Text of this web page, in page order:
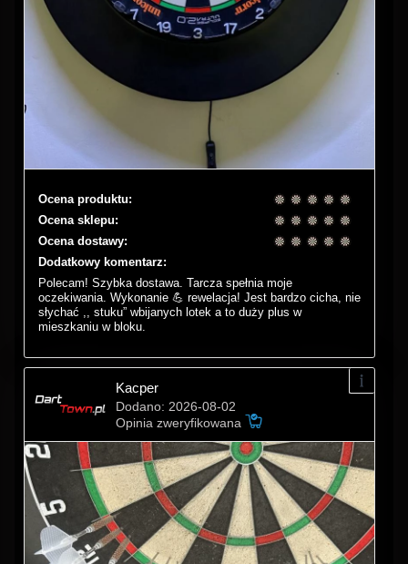
Ocena produktu:
Ocena sklepu:
Ocena dostawy:
Dodatkowy komentarz:
Polecam! Szybka dostawa. Tarcza spełnia moje
oczekiwania. Wykonanie 💪 rewelacja! Jest bardzo cicha, nie
słychać ,, stuku” wbijanych lotek a to duży plus w
mieszkaniu w bloku.
Kacper
Dodano: 2026-08-02
Opinia zweryfikowana